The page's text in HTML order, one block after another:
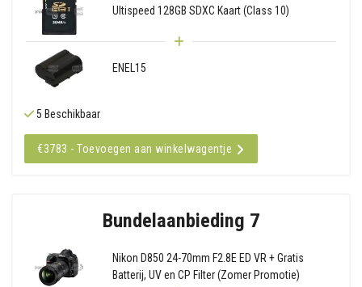
Ultispeed 128GB SDXC Kaart (Class 10)
ENEL15
5 Beschikbaar
€3783 - Toevoegen aan winkelwagentje
Bundelaanbieding 7
Nikon D850 24-70mm F2.8E ED VR + Gratis
Batterij, UV en CP Filter (Zomer Promotie)